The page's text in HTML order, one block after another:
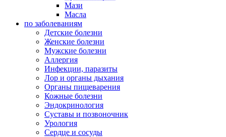
Мази
Масла
по заболеваниям
Детские болезни
Женские болезни
Мужские болезни
Аллергия
Инфекции, паразиты
Лор и органы дыхания
Органы пищеварения
Кожные болезни
Эндокринология
Суставы и позвоночник
Урология
Сердце и сосуды